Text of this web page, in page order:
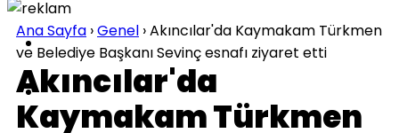
SPOR
EĞITIM
Ana Sayfa ›Genel ›Akıncılar'da Kaymakam Türkmen
ve Belediye Başkanı Sevinç esnafı ziyaret etti
Akıncılar'da
Kaymakam Türkmen